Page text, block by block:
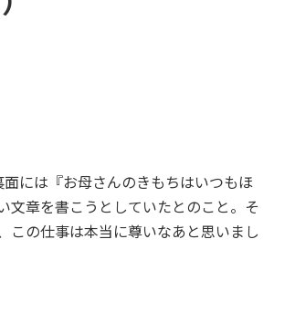
には『お母さんのきもちはいつもほ
文章を書こうとしていたとのこと。そ
この仕事は本当に尊いなあと思いまし